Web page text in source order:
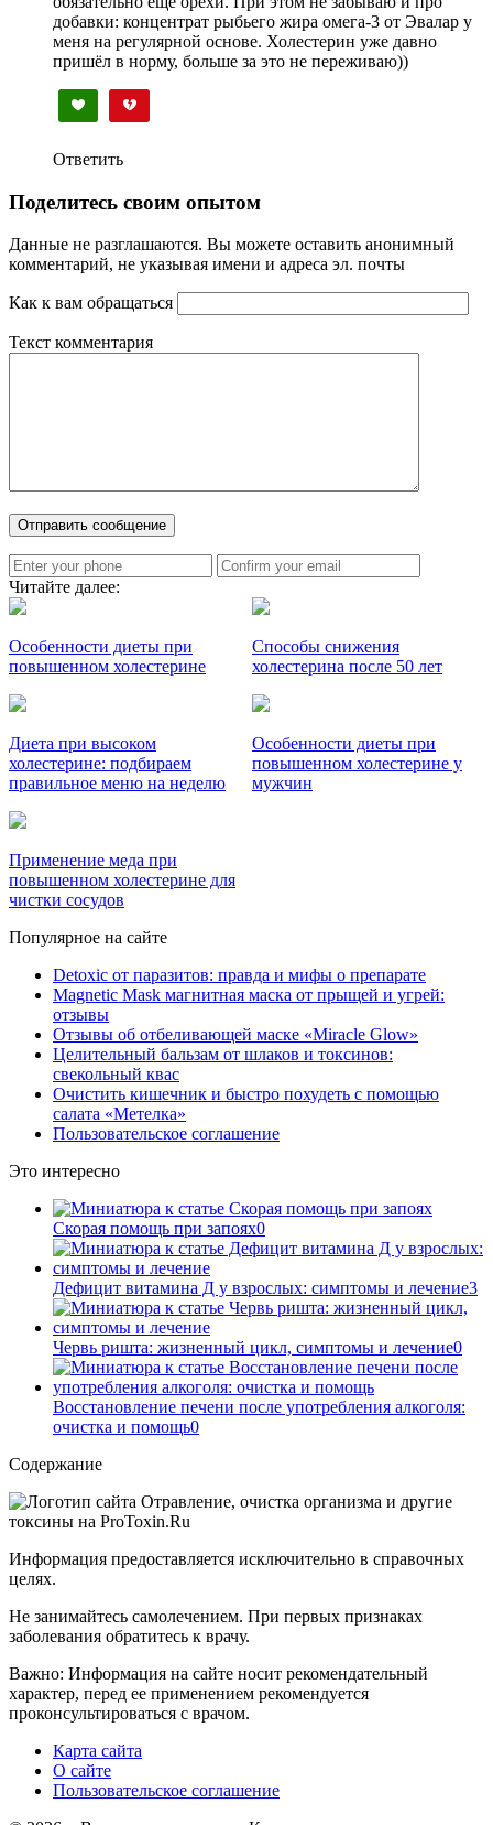
добавки: концентрат рыбьего жира омега-3 от Эвалар у
меня на регулярной основе. Холестерин уже давно
пришёл в норму, больше за это не переживаю))
Ответить
Поделитесь своим опытом
Данные не разглашаются. Вы можете оставить анонимный
комментарий, не указывая имени и адреса эл. почты
Как к вам обращаться
Текст комментария
Читайте далее:
Особенности диеты при
повышенном холестерине
Способы снижения
холестерина после 50 лет
Диета при высоком
холестерине: подбираем
правильное меню на неделю
Особенности диеты при
повышенном холестерине у
мужчин
Применение меда при
повышенном холестерине для
чистки сосудов
Популярное на сайте
Detoxic от паразитов: правда и мифы о препарате
Magnetic Mask магнитная маска от прыщей и угрей:
отзывы
Отзывы об отбеливающей маске «Miracle Glow»
Целительный бальзам от шлаков и токсинов:
свекольный квас
Очистить кишечник и быстро похудеть с помощью
салата «Метелка»
Пользовательское соглашение
Это интересно
Скорая помощь при запоях0
Дефицит витамина Д у взрослых: симптомы и лечение3
Червь ришта: жизненный цикл, симптомы и лечение0
Восстановление печени после употребления алкоголя:
очистка и помощь0
Содержание
Информация предоставляется исключительно в справочных
целях.
Не занимайтесь самолечением. При первых признаках
заболевания обратитесь к врачу.
Важно: Информация на сайте носит рекомендательный
характер, перед ее применением рекомендуется
проконсультироваться с врачом.
Карта сайта
О сайте
Пользовательское соглашение